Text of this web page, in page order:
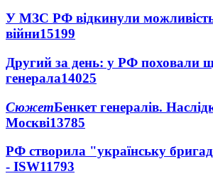
У МЗС РФ відкинули
війни15199
Другий за день: у РФ поховали
генерала14025
СюжетБенкет генералів.
Москві13785
РФ створила "українську
- ISW11793